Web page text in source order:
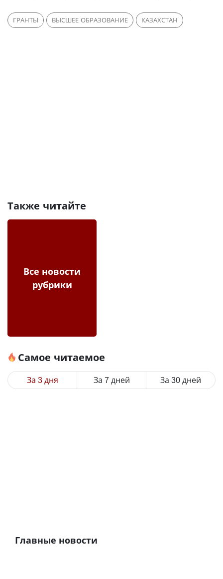
ГРАНТЫ ВЫСШЕЕ ОБРАЗОВАНИЕ КАЗАХСТАН
Также читайте
Все новости
рубрики
Самое читаемое
За 3 дня За 7 дней За 30 дней
Главные новости